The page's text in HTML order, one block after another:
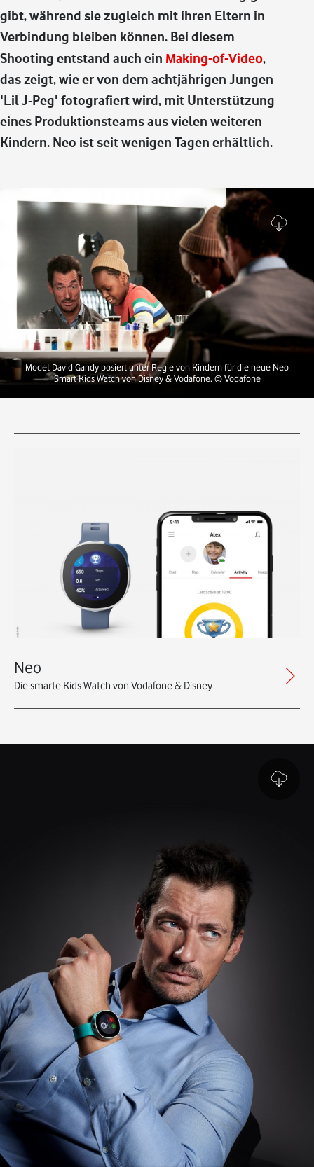
gibt, während sie zugleich mit ihren Eltern in
Verbindung bleiben können. Bei diesem
Shooting entstand auch ein Making-of-Video,
das zeigt, wie er von dem achtjährigen Jungen
'Lil J-Peg' fotografiert wird, mit Unterstützung
eines Produktionsteams aus vielen weiteren
Kindern. Neo ist seit wenigen Tagen erhältlich.
Model David Gandy posiert unter Regie von Kindern für die neue Neo
Smart Kids Watch von Disney & Vodafone. © Vodafone
Neo
Die smarte Kids Watch von Vodafone & Disney